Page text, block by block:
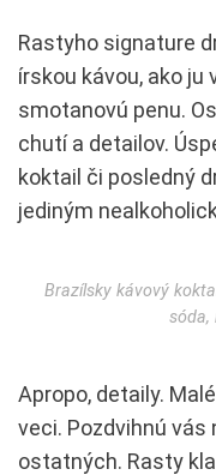
Rastyho signature
írskou kávou, ako
smotanovú penu.
chutí a detailov.
koktail či posledný
jediným
Brazílsky kávový
sóda,
Apropo, detaily.
veci. Pozdvihnú vás
ostatných. Rasty